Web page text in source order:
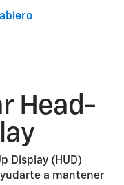
Head-
Display (HUD)
a mantener